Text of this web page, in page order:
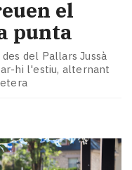
el
punta
del Pallars Jussà
hi l'estiu, alternant